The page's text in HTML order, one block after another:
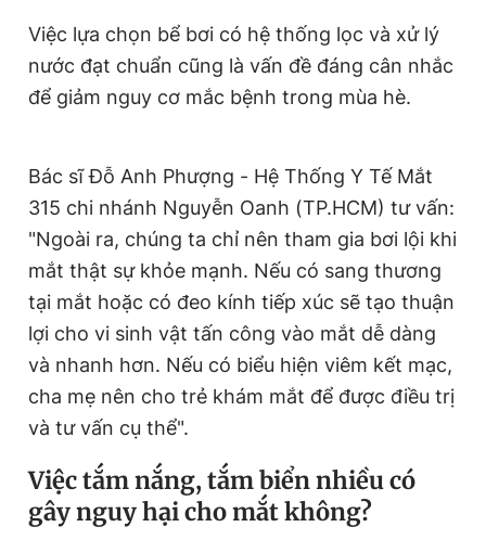
Việc lựa chọn bể bơi có hệ thống lọc và xử lý
nước đạt chuẩn cũng là vấn đề đáng cân nhắc
để giảm nguy cơ mắc bệnh trong mùa hè.
Bác sĩ Đỗ Anh Phượng - Hệ Thống Y Tế Mắt
315 chi nhánh Nguyễn Oanh (TP.HCM) tư vấn:
"Ngoài ra, chúng ta chỉ nên tham gia bơi lội khi
mắt thật sự khỏe mạnh. Nếu có sang thương
tại mắt hoặc có đeo kính tiếp xúc sẽ tạo thuận
lợi cho vi sinh vật tấn công vào mắt dễ dàng
và nhanh hơn. Nếu có biểu hiện viêm kết mạc,
cha mẹ nên cho trẻ khám mắt để được điều trị
và tư vấn cụ thể".
Việc tắm nắng, tắm biển nhiều có
gây nguy hại cho mắt không?